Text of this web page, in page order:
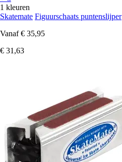
1 kleuren
Skatemate Figuurschaats puntenslijper
Vanaf € 35,95
€ 31,63